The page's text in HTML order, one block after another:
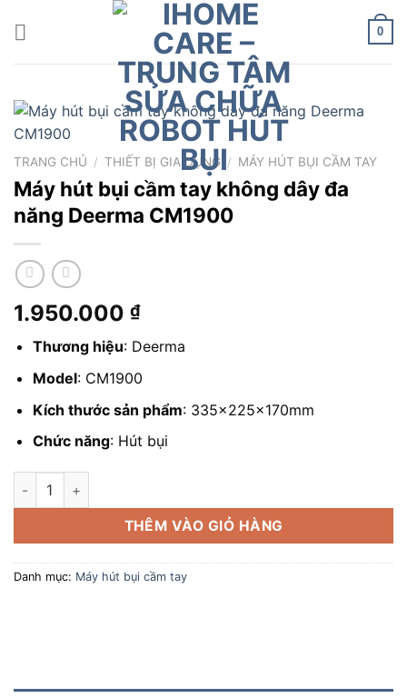
0
TRANG CHỦ / THIẾT BỊ GIA DỤNG / MÁY HÚT BỤI CẦM TAY
Máy hút bụi cầm tay không dây đa
năng Deerma CM1900
1.950.000 ₫
Thương hiệu: Deerma
Model: CM1900
Kích thước sản phẩm: 335x225x170mm
Chức năng: Hút bụi
Máy hút bụi cầm tay không dây đa năng Deerma CM1900 số
THÊM VÀO GIỎ HÀNG
Danh mục: Máy hút bụi cầm tay